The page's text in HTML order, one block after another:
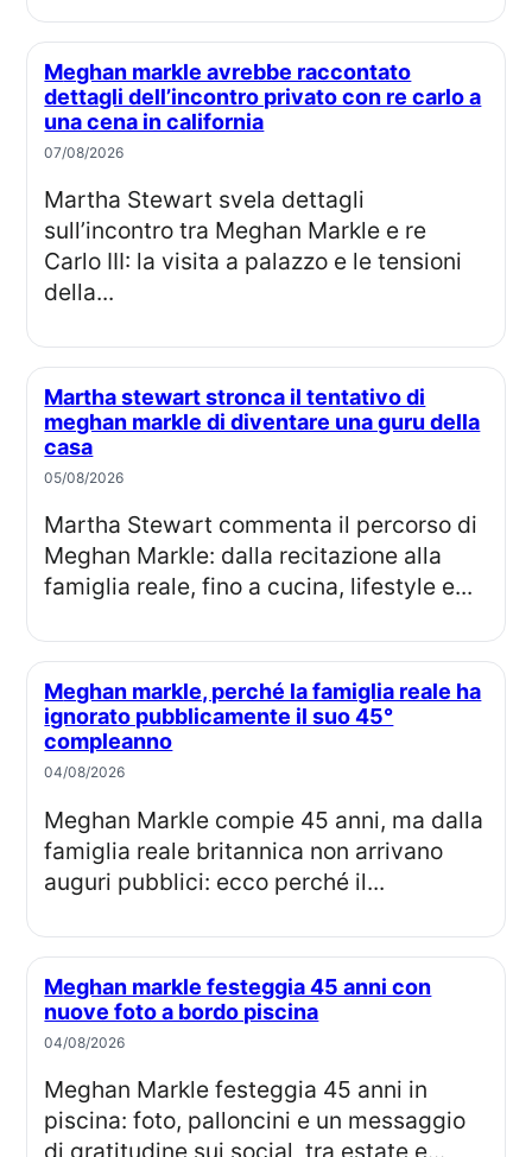
Meghan markle avrebbe raccontato
dettagli dell’incontro privato con re carlo a
una cena in california
07/08/2026
Martha Stewart svela dettagli
sull’incontro tra Meghan Markle e re
Carlo III: la visita a palazzo e le tensioni
della...
Martha stewart stronca il tentativo di
meghan markle di diventare una guru della
casa
05/08/2026
Martha Stewart commenta il percorso di
Meghan Markle: dalla recitazione alla
famiglia reale, fino a cucina, lifestyle e...
Meghan markle, perché la famiglia reale ha
ignorato pubblicamente il suo 45°
compleanno
04/08/2026
Meghan Markle compie 45 anni, ma dalla
famiglia reale britannica non arrivano
auguri pubblici: ecco perché il...
Meghan markle festeggia 45 anni con
nuove foto a bordo piscina
04/08/2026
Meghan Markle festeggia 45 anni in
piscina: foto, palloncini e un messaggio
di gratitudine sui social, tra estate e...